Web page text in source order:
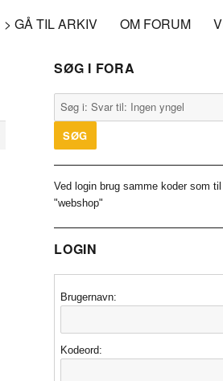
> GÅ TIL ARKIV OM FORUM
SØG I FORA
Ved login brug samme koder som
"webshop"
LOGIN
Brugernavn:
Kodeord: